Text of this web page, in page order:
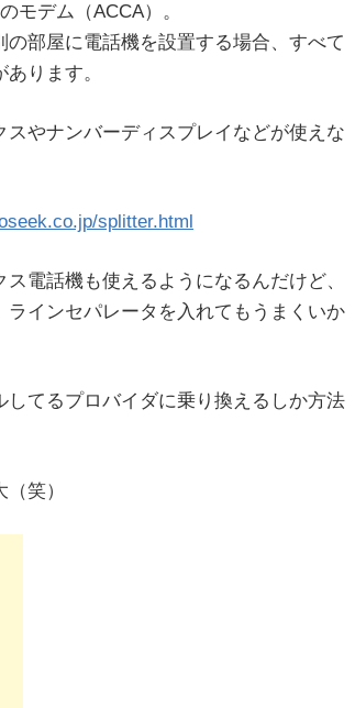
モデム（ACCA）。
部屋に電話機を設置する場合、すべて
ります。
やナンバーディスプレイなどが使えな
splitter.html
電話機も使えるようになるんだけど、
インセパレータを入れてもうまくいか
てるプロバイダに乗り換えるしか方法
笑）